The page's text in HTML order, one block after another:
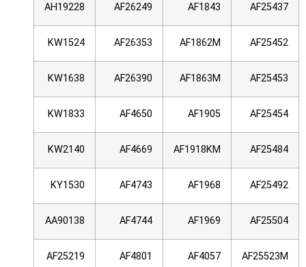
AF25437
AF1843
AF26249
AH19228
AF25452
AF1862M
AF26353
KW1524
AF25453
AF1863M
AF26390
KW1638
AF25454
AF1905
AF4650
KW1833
AF25484
AF1918KM
AF4669
KW2140
AF25492
AF1968
AF4743
KY1530
AF25504
AF1969
AF4744
AA90138
AF25523M
AF4057
AF4801
AF25219